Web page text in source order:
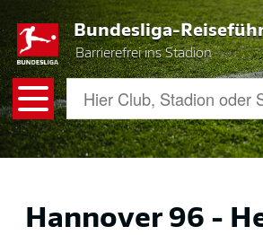
to
main
content
Bundesliga-
Barrierefrei ins Stadion
Hannover 96 -